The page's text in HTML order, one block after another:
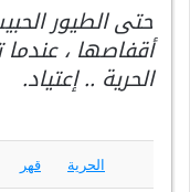
حتى الطيور
أقفاصها ،
الحرية .. إعتياد.
الحرية قهر